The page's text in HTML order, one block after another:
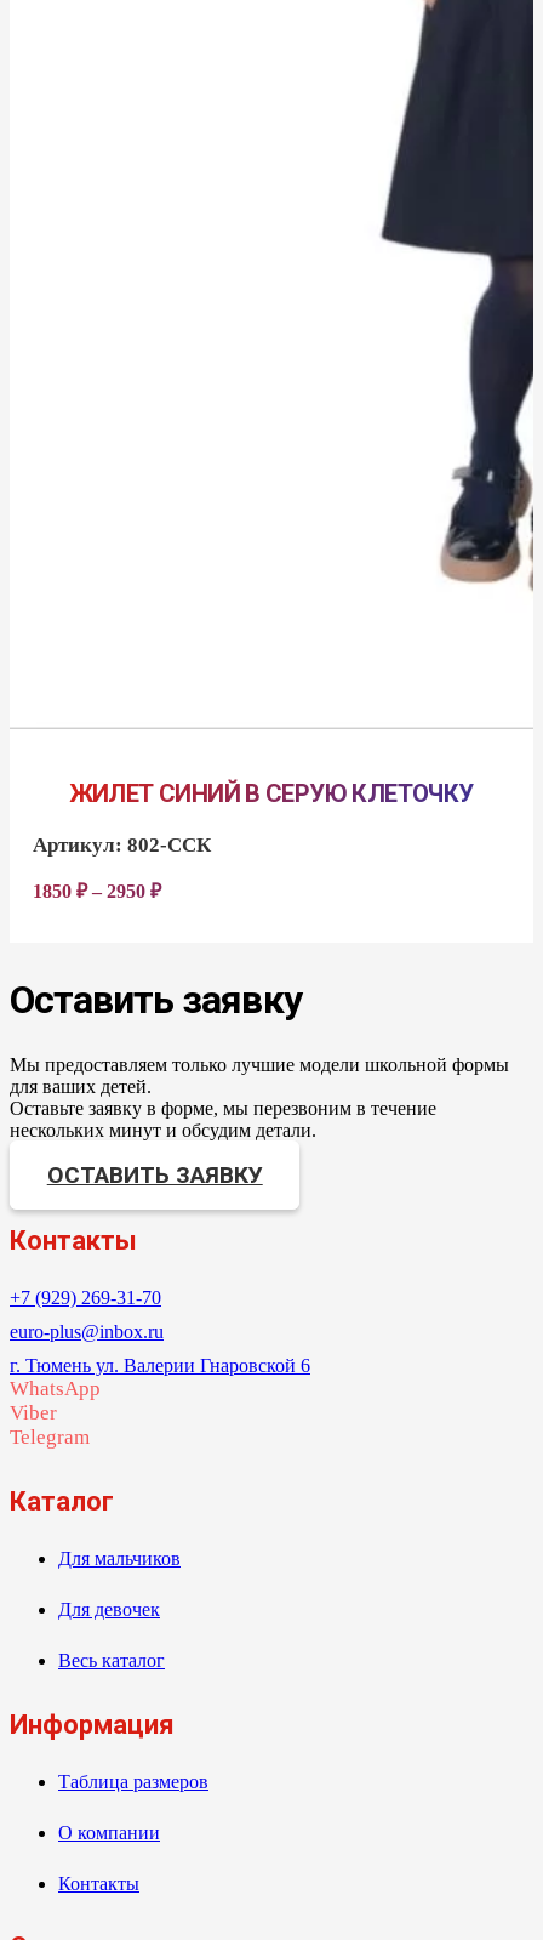
ЖИЛЕТ СИНИЙ В СЕРУЮ КЛЕТОЧКУ
Артикул:802-ССК
1850₽–2950₽
Оставить заявку
Мы предоставляем только лучшие модели школьной формы
для ваших детей.
Оставьте заявку в форме, мы перезвоним в течение
нескольких минут и обсудим детали.
ОСТАВИТЬ ЗАЯВКУ
Контакты
+7 (929) 269-31-70
euro-plus@inbox.ru
г. Тюмень ул. Валерии Гнаровской 6
WhatsApp
Viber
Telegram
Каталог
Для мальчиков
Для девочек
Весь каталог
Информация
Таблица размеров
О компании
Контакты